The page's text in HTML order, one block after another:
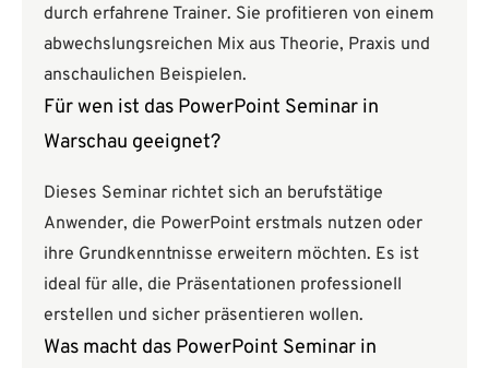
durch erfahrene Trainer. Sie profitieren von einem
abwechslungsreichen Mix aus Theorie, Praxis und
anschaulichen Beispielen.
Für wen ist das PowerPoint Seminar in
Warschau geeignet?
Dieses Seminar richtet sich an berufstätige
Anwender, die PowerPoint erstmals nutzen oder
ihre Grundkenntnisse erweitern möchten. Es ist
ideal für alle, die Präsentationen professionell
erstellen und sicher präsentieren wollen.
Was macht das PowerPoint Seminar in